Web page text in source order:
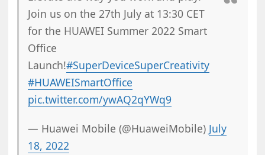
Join us on the 27th July at 13:30 CET
for the HUAWEI Summer 2022 Smart
Office
Launch!#SuperDeviceSuperCreativity
#HUAWEISmartOffice
pic.twitter.com/ywAQ2qYWq9
— Huawei Mobile (@HuaweiMobile) July
18, 2022